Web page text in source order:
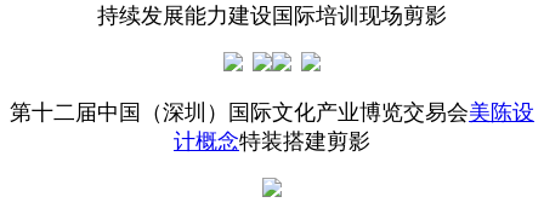
持续发展能力建设国际培训现场剪影
第十二届中国（深圳）国际文化产业博览交易会美陈设
计概念特装搭建剪影